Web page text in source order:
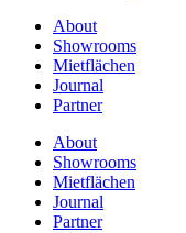
About
Showrooms
Mietflächen
Journal
Partner
About
Showrooms
Mietflächen
Journal
Partner